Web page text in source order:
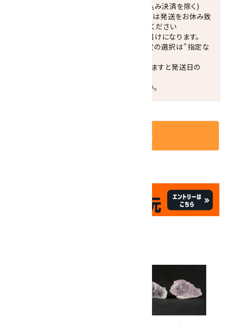
正午までのご注文で当日発送致します。(振込み決済を除く)
休業日(水曜日、第1．3木曜日)と臨時休業日は発送をお休み致
します。 営業日カレンダー(左下段)をご確認ください
配達ご希望日がない場合は、最短日でのお届けになります。
※最短でのお届けをご希望の場合、時間指定の選択は"指定な
お届けの地域によっては、時間帯を指定されますと発送日の
ご不明な点はお気軽にお問い合わせください。
カートに入れる
祝☆サイトオープン17周年
!!